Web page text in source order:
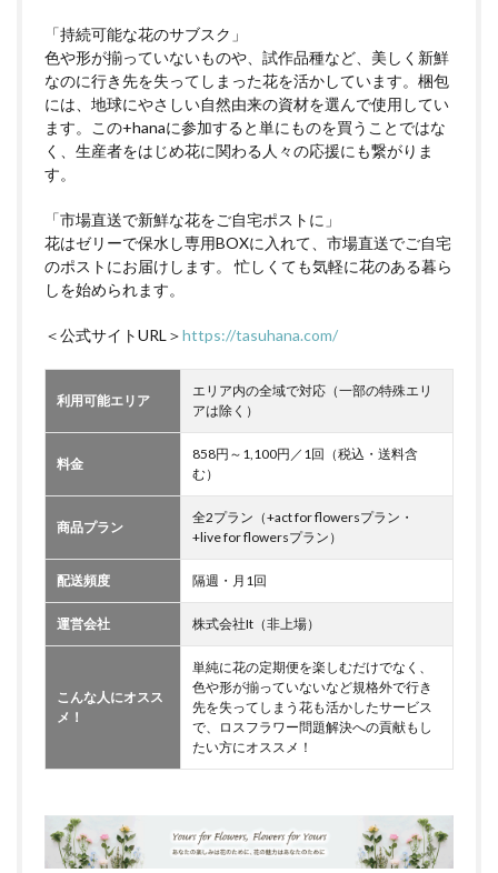
「持続可能な花のサブスク」
色や形が揃っていないものや、試作品種など、美しく新鮮
なのに行き先を失ってしまった花を活かしています。梱包
には、地球にやさしい自然由来の資材を選んで使用してい
ます。この+hanaに参加すると単にものを買うことではな
く、生産者をはじめ花に関わる人々の応援にも繋がりま
す。
「市場直送で新鮮な花をご自宅ポストに」
花はゼリーで保水し専用BOXに入れて、市場直送でご自宅
のポストにお届けします。 忙しくても気軽に花のある暮ら
しを始められます。
＜公式サイトURL＞https://tasuhana.com/
利用可能エリア
エリア内の全域で対応（一部の特殊エリ
アは除く）
料金
858円～1,100円／1回（税込・送料含
む）
商品プラン
全2プラン（+act for flowersプラン・
+live for flowersプラン）
配送頻度 隔週・月1回
運営会社 株式会社It（非上場）
こんな人にオスス
メ！
単純に花の定期便を楽しむだけでなく、
色や形が揃っていないなど規格外で行き
先を失ってしまう花も活かしたサービス
で、ロスフラワー問題解決への貢献もし
たい方にオススメ！